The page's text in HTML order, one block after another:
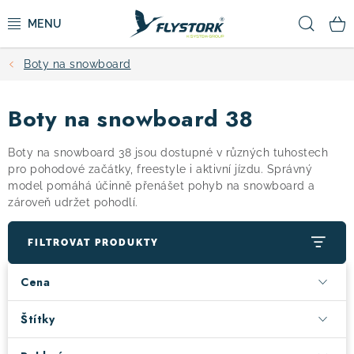
na
CYKLISTIKA
ZIMNÍ SPORTY
KOLOBĚŽKY
OBLEČENÍ A BOTY
DOPLŇKY
VÝPRODEJ
Boty na snowboard
Boty na snowboard 38
Boty na snowboard 38 jsou dostupné v různých tuhostech
pro pohodové začátky, freestyle i aktivní jízdu. Správný
model pomáhá účinně přenášet pohyb na snowboard a
zároveň udržet pohodlí.
FILTROVAT PRODUKTY
Cena
Štítky